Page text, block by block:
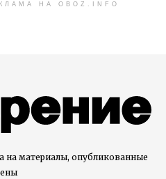
НА OBOZ.INFO
на материалы, опубликованные